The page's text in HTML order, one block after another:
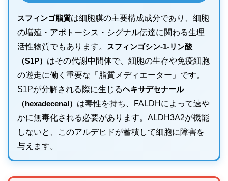
スフィンゴ脂質は細胞膜の主要構成成分であり、細胞
の増殖・アポトーシス・シグナル伝達に関わる生理
活性物質でもあります。
スフィンゴシン-1-リン酸
（S1P） はその代謝中間体で、細胞の生存や免疫細胞
の遊走に働く重要な「脂質メディエーター」です。
S1Pが分解される際に生じるヘキサデセナール
（hexadecenal） は毒性を持ち、FALDHによって速や
かに無毒化される必要があります。ALDH3A2が機能
しないと、このアルデヒドが蓄積して細胞に障害を
与えます。